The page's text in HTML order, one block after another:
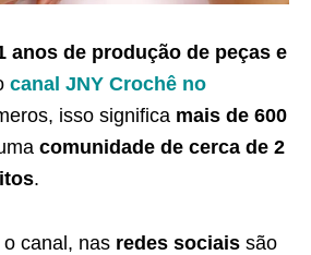
anos de produção de peças e
canal JNY Crochê no
isso significa mais de 600
comunidade de cerca de 2
.
canal, nas redes sociais são